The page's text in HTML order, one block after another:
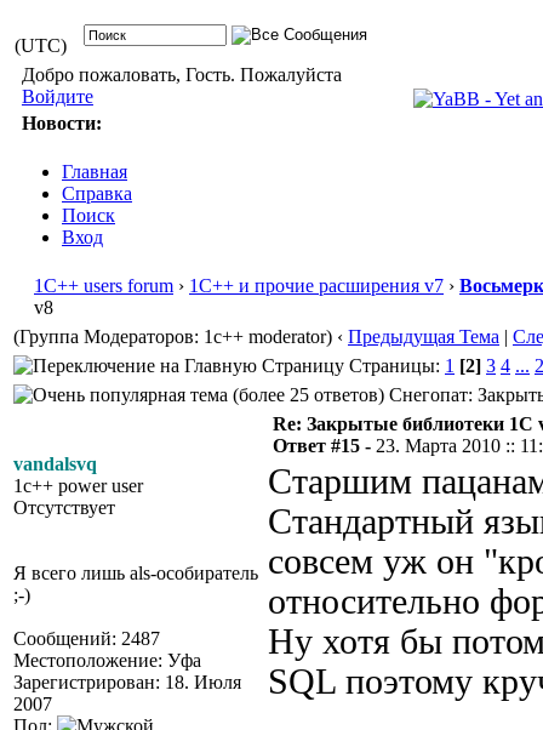
(UTC)
Добро пожаловать, Гость. Пожалуйста
Войдите
Новости:
Главная
Справка
Поиск
Вход
1С++ users forum › 1С++ и прочие расширения v7 ›
v8
(Группа Модераторов: 1c++ moderator) ‹ Предыдущая Тема |
Страницы: 1 [2] 3 4 ...
Снегопат:
vandalsvq
1c++ power user
Отсутствует
Я всего лишь als-особиратель
;-)
Сообщений: 2487
Местоположение: Уфа
Зарегистрирован: 18. Июля
2007
Пол:
Re: Закрытые библиотеки 1С
Ответ #15 - 23. Марта 2010 ::
Старшим
Стандартный
совсем уж он
относительно
Ну хотя бы
SQL поэтому